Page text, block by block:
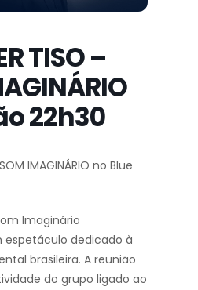
TISO –
22h30
IMAGINÁRIO no Blue
Imaginário
dedicado à
brasileira. A reunião
do grupo ligado ao